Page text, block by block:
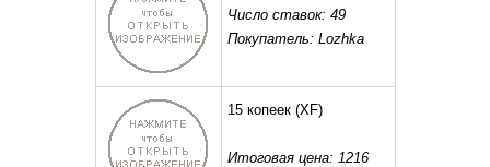
Число ставок: 49
Покупатель: Lozhka
15 копеек(XF)
Итоговая цена: 1216